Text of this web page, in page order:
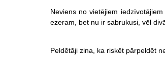
Neviens no vietējiem
ezeram, bet nu ir sabrukusi, vēl
Peldētāji zina, ka riskēt pārpeldēt